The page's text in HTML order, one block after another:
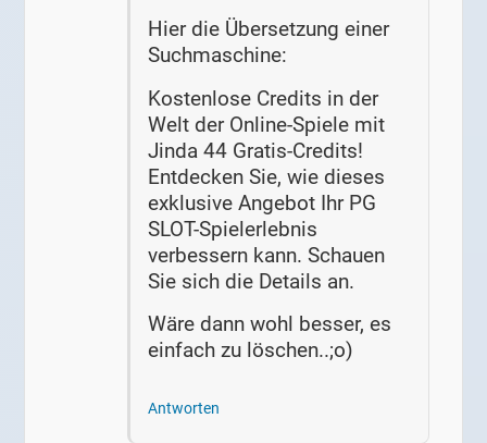
Hier die Übersetzung einer
Suchmaschine:
Kostenlose Credits in der
Welt der Online-Spiele mit
Jinda 44 Gratis-Credits!
Entdecken Sie, wie dieses
exklusive Angebot Ihr PG
SLOT-Spielerlebnis
verbessern kann. Schauen
Sie sich die Details an.
Wäre dann wohl besser, es
einfach zu löschen..;o)
Antworten